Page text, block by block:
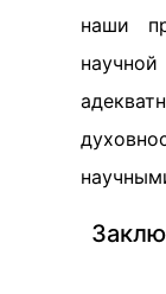
наши